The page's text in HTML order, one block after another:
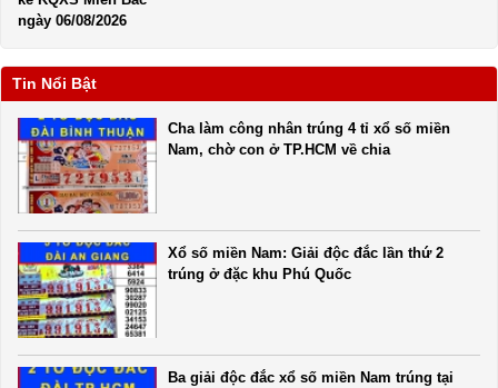
Tin Nổi Bật
Cha làm công nhân trúng 4 tỉ xổ số miền
Nam, chờ con ở TP.HCM về chia
Xổ số miền Nam: Giải độc đắc lần thứ 2
trúng ở đặc khu Phú Quốc
Ba giải độc đắc xổ số miền Nam trúng tại